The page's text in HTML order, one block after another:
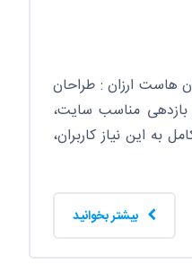
هاست ارزان : طراحان
مناسب سایت،
به این نیاز کاربران،